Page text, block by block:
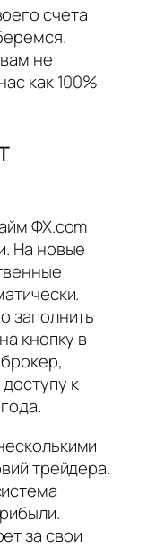
счета
не
как 100%
ФХ.com
На новые
заполнить
кнопку в
к
трейдера.
за свои